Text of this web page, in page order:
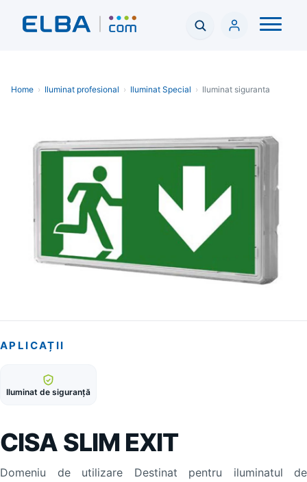
Home › Iluminat profesional › Iluminat Special › Iluminat siguranta
APLICAȚII
Iluminat de siguranță
CISA SLIM EXIT
Domeniu de utilizare Destinat pentru iluminatul de